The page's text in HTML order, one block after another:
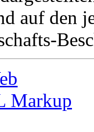
auf den
Markup